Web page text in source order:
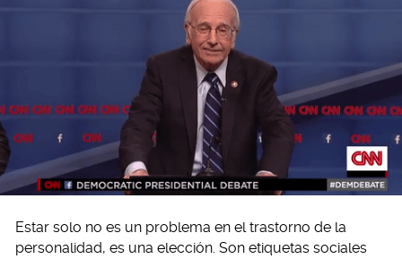
Estar solo no es un problema en el trastorno de la
personalidad, es una elección. Son etiquetas sociales